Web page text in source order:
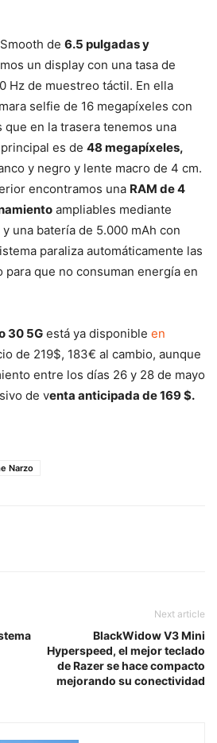
de 6.5 pulgadas y
un display con una tasa de
Hz de muestreo táctil. En ella
selfie de 16 megapíxeles con
que en la trasera tenemos una
es de 48 megapíxeles,
y negro y lente macro de 4 cm.
encontramos una RAM de 4
ampliables mediante
una batería de 5.000 mAh con
paraliza automáticamente las
que no consuman energía en
30 5G está ya disponible en
de 219$, 183€ al cambio, aunque
entre los días 26 y 28 de mayo
de venta anticipada de 169 $.
Narzo
Next article
BlackWidow V3 Mini
Hyperspeed, el mejor teclado
de Razer se hace compacto
mejorando su conectividad